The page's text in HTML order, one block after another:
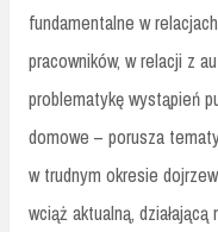
fundamentalne w
pracowników, w relacji z
problematykę wystąpień
domowe – porusza
w trudnym okresie
wciąż aktualną,